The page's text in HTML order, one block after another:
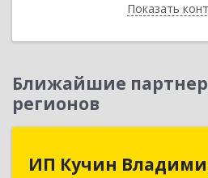
ПоказатьНазад
Ближайшие
регионов
ИП Кучин